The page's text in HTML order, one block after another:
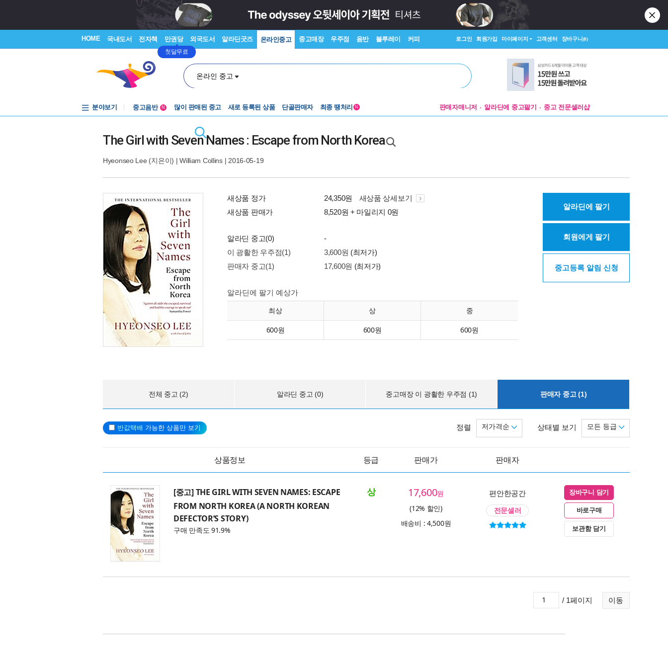
HOME 국내도서 전자책 만권당
첫달무료
외국도서 알라딘굿즈 온라인중고 중고매장 우주점 음반 블루레이 커피 로그인 회원가입 마이페이지 고객센터 장바구니(0)
온라인 중고
분야보기
중고음반
N 많이 판매된 중고 새로 등록된 상품 단골판매자 최종 땡처리 N 판매자매니저 알라딘에 중고팔기 중고 전문셀러샵
The Girl with Seven Names : Escape from North Korea
Hyeonseo Lee (지은이) |William Collins| 2016-05-19
새상품 정가 24,350원
새상품 상세보기
새상품 판매가
8,520원 + 마일리지 0원
알라딘 중고(0)
-
이 광활한 우주점(1)
3,600원 (최저가)
판매자 중고(1)
17,600원 (최저가)
알라딘에 팔기 예상가
최상 상 중
600원 600원 600원
알라딘에 팔기
회원에게 팔기
중고등록 알림 신청
전체 중고 (2) 알라딘 중고 (0) 중고매장 이 광활한 우주점 (1) 판매자 중고 (1)
반값택배 가능한 상품만 보기 상태별 보기 모든 등급
정렬 저가격순
상품정보 등급 판매가 판매자
[중고] THE GIRL WITH SEVEN NAMES: ESCAPE
FROM NORTH KOREA (A NORTH KOREAN
DEFECTOR’S STORY)
구매 만족도 91.9%
상 17,600원
(12% 할인)
배송비 : 4,500원
편안한공간
전문셀러
장바구니 담기
바로구매
보관함 담기
이동
/ 1페이지